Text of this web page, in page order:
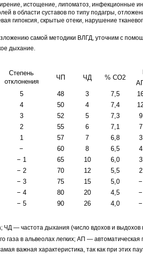
истощение, липоматоз, инфекционные
в области суставов по типу подагры,
гипоксия, скрытые отеки, нарушение
самой методики ВЛГД, уточним с
дыхание.
Степень
отклонения
ЧП ЧД % CO2
5 48 3 7,5
4
50 4 7,4
3
52 5 7,3 9
2
55 6 7,1 7
1
57 7 6,8 3
− 60 8 6,5 4
− 1
65 10 6,0 3
− 2
70 12 5,5 2
− 3
75 15 5,0 −
− 4
80 20 4,5 −
− 5 90 26 4,0 −
ЧД — частота дыхания (число вдохов и выдохов
газа в альвеолах легких; АП — автоматическая
важная характеристика, так как при этих